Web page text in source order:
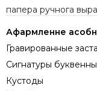
папера ручнога
Афармленне
Гравированные
Сигнатуры
Кустоды